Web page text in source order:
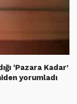
‘Pazara Kadar’
yorumladı